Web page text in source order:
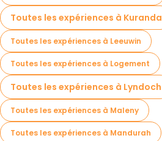
Toutes les expériences à Kuranda
Toutes les expériences à Leeuwin
Toutes les expériences à Logement
Toutes les expériences à Lyndoch
Toutes les expériences à Maleny
Toutes les expériences à Mandurah